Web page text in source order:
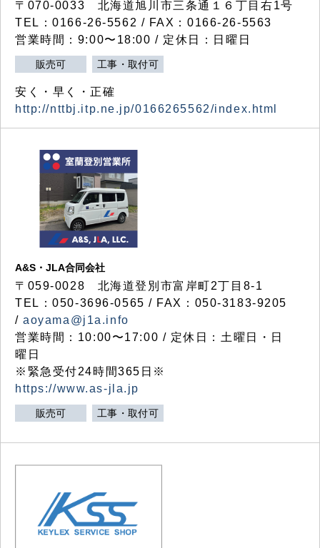
〒070-0033 北海道旭川市三条通１６丁目右1号
TEL：0166-26-5562 / FAX：0166-26-5563
営業時間：9:00〜18:00 / 定休日：日曜日
販売可 工事・取付可
安く・早く・正確
http://nttbj.itp.ne.jp/0166265562/index.html
A&S・JLA合同会社
〒 059-0028 北海道登別市富岸町2丁目 8-1
TEL：050-3696-0565 / FAX：050-3183-9205
/aoyama@j1a.info
営業時間：10:00〜17:00 / 定休日：土曜日・日
曜日
※緊急受付24時間365日※
https://www.as-jla.jp
販売可 工事・取付可